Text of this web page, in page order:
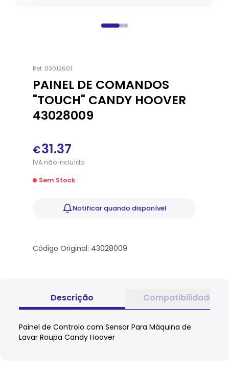
Ref. 03012601
PAINEL DE COMANDOS
"TOUCH" CANDY HOOVER
43028009
€31.37
IVAnãoincluído
Sem Stock
Notificarquando disponível
Código Original: 43028009
Descrição Compatibilidade
Painel de Controlo com Sensor Para Máquina de
Lavar Roupa Candy Hoover